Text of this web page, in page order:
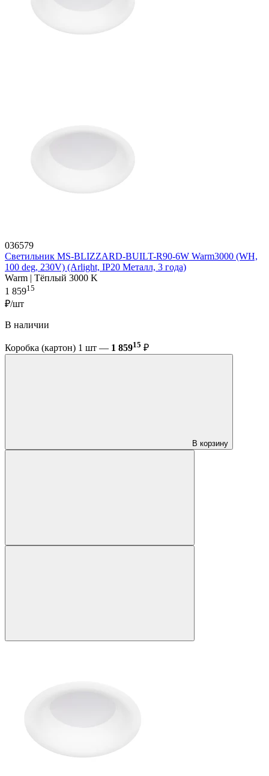
036579
Светильник MS-BLIZZARD-BUILT-R90-6W Warm3000 (WH,
100 deg, 230V) (Arlight, IP20 Металл, 3 года)
Warm | Тёплый 3000 K
1 85915
₽/шт
В наличии
Коробка (картон) 1 шт — 1 85915 ₽
В корзину